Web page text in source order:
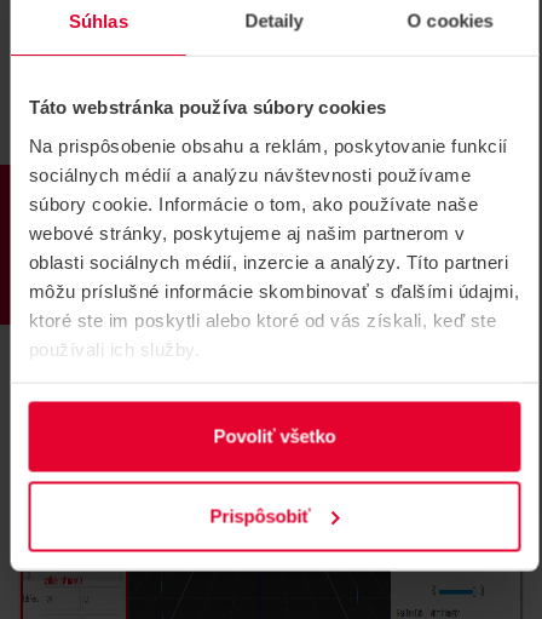
Súhlas Detaily O cookies
Táto webstránka používa súbory cookies
Na prispôsobenie obsahu a reklám, poskytovanie funkcií
sociálnych médií a analýzu návštevnosti používame
súbory cookie. Informácie o tom, ako používate naše
webové stránky, poskytujeme aj našim partnerom v
oblasti sociálnych médií, inzercie a analýzy. Títo partneri
môžu príslušné informácie skombinovať s ďalšími údajmi,
ktoré ste im poskytli alebo ktoré od vás získali, keď ste
používali ich služby.
Povoliť všetko
Prispôsobiť
PRODUKTY
IP adresy alebo DNS – je dôležité správne nastaviť detekčnú
oblasť radaru. Zariadeniu je potrebné presne určiť, ktorú časť
miestnosti má sledovať. Táto oblasť by mala zahŕňať nielen
osoba v prípade pádu dopadnúť: